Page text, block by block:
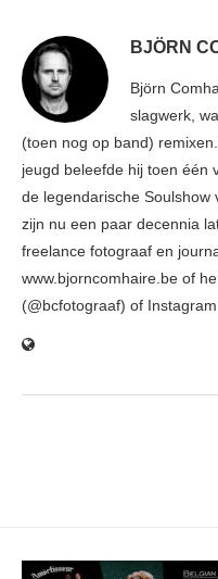
BJÖRN
Björn
slagwerk,
(toen nog op band)
jeugd beleefde hij toen één
de legendarische
zijn nu een paar decennia
freelance fotograaf en
www.bjorncomhaire.be of
(@bcfotograaf) of